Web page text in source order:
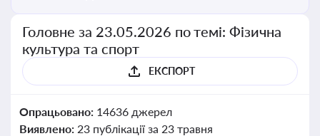
Головне за 23.05.2026 по темі: Фізична
культура та спорт
ЕКСПОРТ
Опрацьовано: 14636 джерел
Виявлено: 23 публікації за 23 травня